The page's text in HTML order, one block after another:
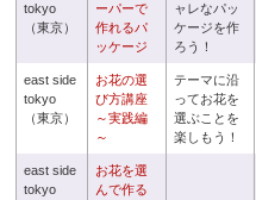
tokyo
（東京）
ーパーで
作れるパ
ッケージ
ャレなパッ
ケージを作
ろう！
east side
tokyo
（東京）
お花の選
び方講座
～実践編
～
テーマに沿
ってお花を
選ぶことを
楽しもう！
east side
tokyo
お花を選
んで作る